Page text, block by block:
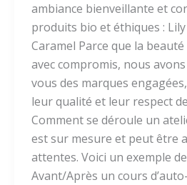
ambiance bienveillante et
produits bio et éthiques :
Caramel Parce que la
avec compromis, nous
vous des marques
leur qualité et leur respect
Comment se déroule un
est sur mesure et peut être
attentes. Voici un exemple
Avant/Après un cours